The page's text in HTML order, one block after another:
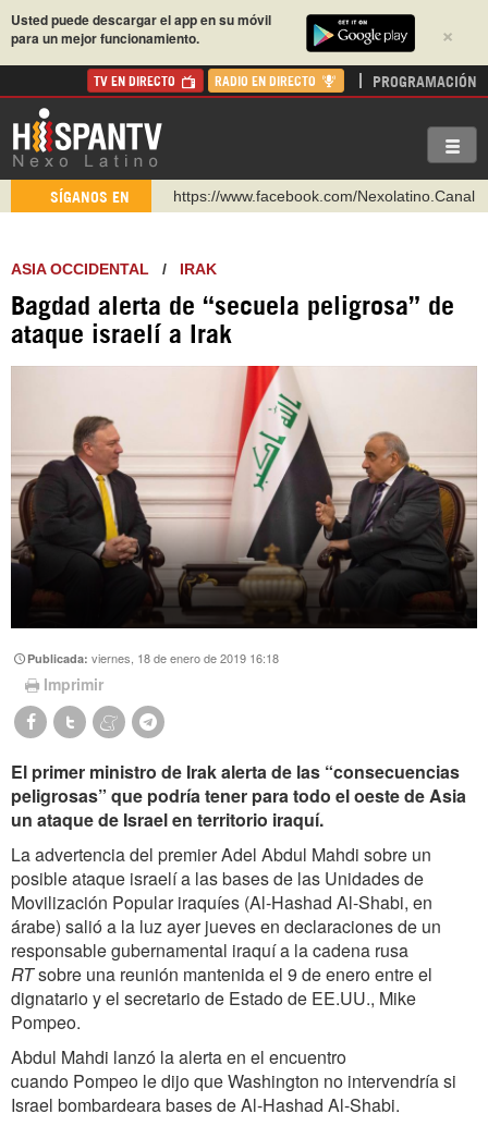
×
Usted puede descargar el app en su móvil
para un mejor funcionamiento.
TV EN DIRECTO RADIO EN DIRECTO PROGRAMACIÓN
SÍGANOS EN
https://www.facebook.com/Nexolatino.Canal
http://twitter.com/nexo_latino
https://t.me/hispantvcanal
https://urmedium.com/c/hispantv
Instagram como: hispan_tv
ASIA OCCIDENTAL / IRAK
Bagdad alerta de “secuela peligrosa” de
ataque israelí a Irak
Publicada:viernes, 18 de enero de 2019 16:18
Imprimir
El primer ministro de Irak alerta de las “consecuencias
peligrosas” que podría tener para todo el oeste de Asia
un ataque de Israel en territorio iraquí.
La advertencia del premier Adel Abdul Mahdi sobre un
posible ataque israelí a las bases de las Unidades de
Movilización Popular iraquíes (Al-Hashad Al-Shabi, en
árabe) salió a la luz ayer jueves en declaraciones de un
responsable gubernamental iraquí a la cadena rusa
RTsobre una reunión mantenida el 9 de enero entre el
dignatario y el secretario de Estado de EE.UU., Mike
Pompeo.
Abdul Mahdi lanzó la alerta en el encuentro
cuando Pompeo le dijo que Washington no intervendría si
Israel bombardeara bases de Al-Hashad Al-Shabi.